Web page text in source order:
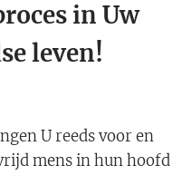
in Uw
leven!
U reeds voor en
mens in hun hoofd